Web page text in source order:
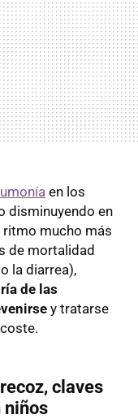
en los
disminuyendo en
ritmo mucho más
de mortalidad
la diarrea),
de las
y tratarse
claves
niños